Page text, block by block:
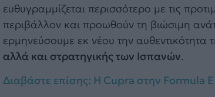
ευθυγραμμίζεται περισσότερο με τις
περιβάλλον και προωθούν τη βιώσιμη
ερμηνεύσουμε εκ νέου την αυθεντικότητα
αλλά και στρατηγικής των Ισπανών.
Διαβάστε επίσης: Η Cupra στην Formula